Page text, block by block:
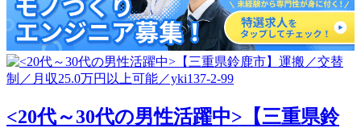
<20代～30代の男性活躍中>【三重県鈴